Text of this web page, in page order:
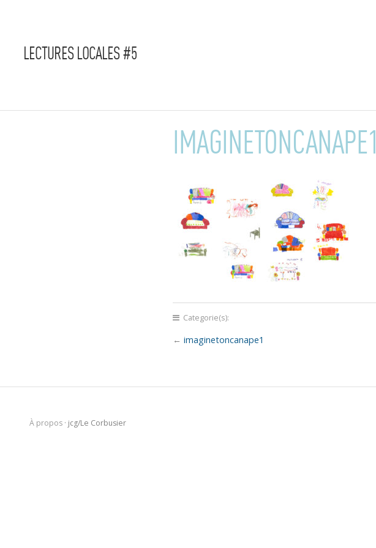
LECTURES LOCALES #5
IMAGINETONCANAPE1
Categorie(s):
← imaginetoncanape1
À propos · jcg/Le Corbusier